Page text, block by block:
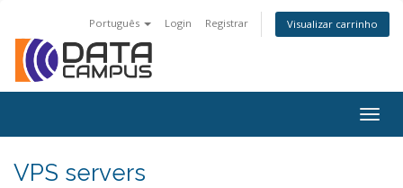
Português Login Registrar Visualizar carrinho
VPS servers